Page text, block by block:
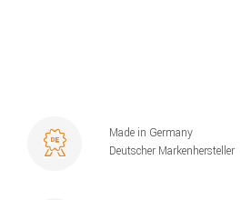
Made in Germany
Deutscher Markenhersteller